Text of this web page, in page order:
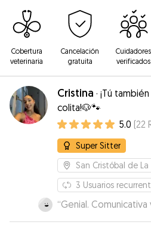
Cobertura
veterinaria
Cancelación
gratuita
Cuidadores
verificados
Cristina · ¡Tú
colita!🐶🐾
5.0 (22
Super Sitter
San Cristóbal de La
3 Usuarios
“Genial. Comunicativa